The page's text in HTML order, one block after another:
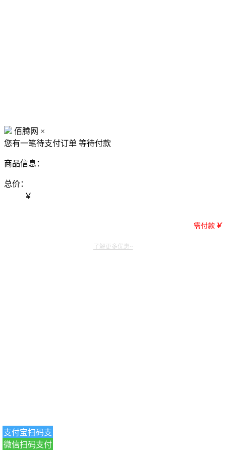
佰腾网 ×
您有一笔待支付订单 等待付款
商品信息：
总价：
￥
需付款 ￥
支付宝扫码支
付
微信扫码支付
了解更多优惠~